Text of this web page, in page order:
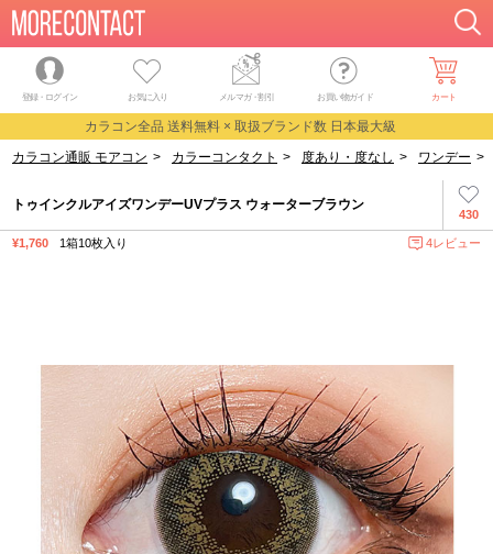
登録・ログイン お気に入り メルマガ・割引 お買い物ガイド カート
カラコン全品 送料無料 × 取扱ブランド数 日本最大級
カラコン通販 モアコン > カラーコンタクト > 度あり・度なし > ワンデー >
430
トゥインクルアイズワンデーUVプラス ウォーターブラウン
¥1,760 1箱10枚入り 4レビュー